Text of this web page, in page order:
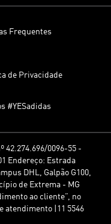
Frequentes
de Privacidade
#YESadidas
42.274.696/0096-55 -
Endereço: Estrada
DHL, Galpão G100,
de Extrema - MG
ao cliente”, no
atendimento |11 5546